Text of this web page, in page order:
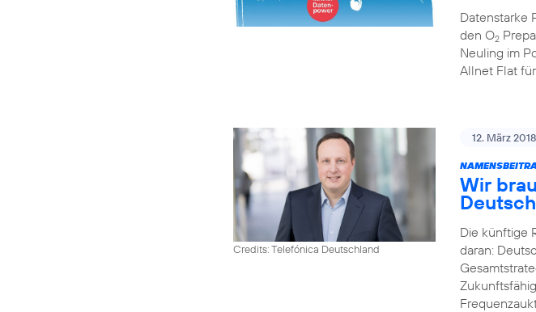
Datenstarke
den O2
Neuling im
Allnet Flat
Credits: Telefónica Deutschland
12. März 2018
Wir
Die künftige
daran: